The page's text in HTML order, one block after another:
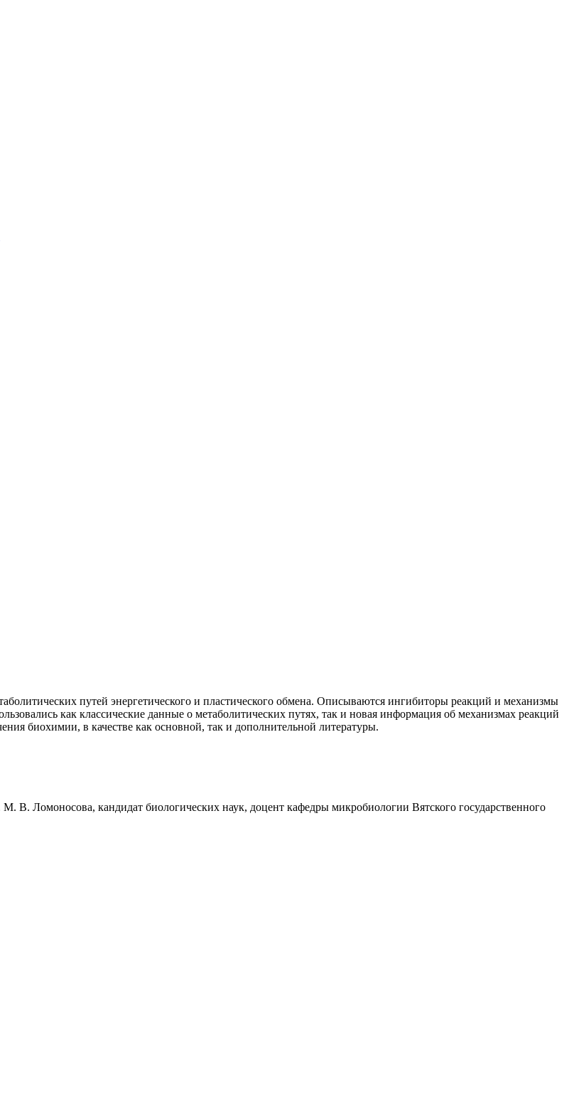
путей энергетического и пластического обмена. Описываются ингибиторы реакций и механизмы
как классические данные о метаболитических путях, так и новая информация об механизмах реакций
биохимии, в качестве как основной, так и дополнительной литературы.
Ломоносова, кандидат биологических наук, доцент кафедры микробиологии Вятского государственного